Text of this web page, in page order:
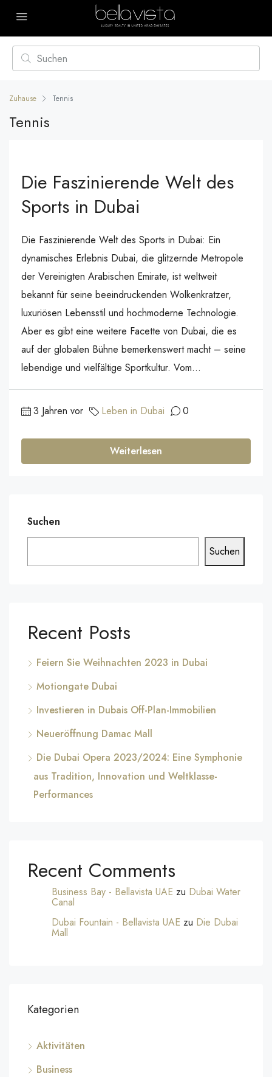
Zuhause Tennis
Tennis
Die Faszinierende Welt des
Sports in Dubai
Die Faszinierende Welt des Sports in Dubai: Ein
dynamisches Erlebnis Dubai, die glitzernde Metropole
der Vereinigten Arabischen Emirate, ist weltweit
bekannt für seine beeindruckenden Wolkenkratzer,
luxuriösen Lebensstil und hochmoderne Technologie.
Aber es gibt eine weitere Facette von Dubai, die es
auf der globalen Bühne bemerkenswert macht – seine
lebendige und vielfältige Sportkultur. Vom...
3 Jahren vor Leben in Dubai 0
Weiterlesen
Suchen
Suchen
Recent Posts
Feiern Sie Weihnachten 2023 in Dubai
Motiongate Dubai
Investieren in Dubais Off-Plan-Immobilien
Neueröffnung Damac Mall
Die Dubai Opera 2023/2024: Eine Symphonie
aus Tradition, Innovation und Weltklasse-
Performances
Recent Comments
Business Bay - Bellavista UAE zu Dubai Water
Canal
Dubai Fountain - Bellavista UAE zu Die Dubai
Mall
Kategorien
Aktivitäten
Business